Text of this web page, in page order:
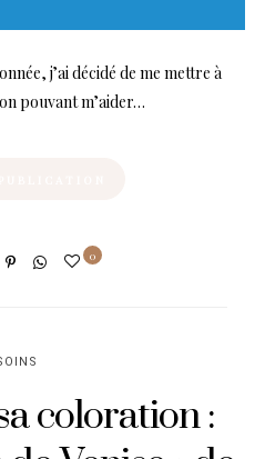
j’ai décidé de me mettre à
pouvant m’aider…
0
coloration :